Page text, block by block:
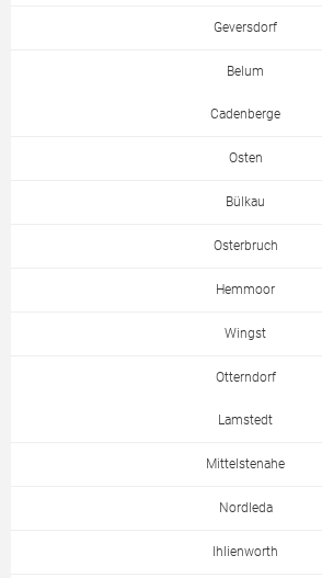
Geversdorf
Belum
Cadenberge
Osten
Bülkau
Osterbruch
Hemmoor
Wingst
Otterndorf
Lamstedt
Mittelstenahe
Nordleda
Ihlienworth